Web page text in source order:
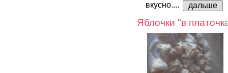
вкусно....
дальше
Яблочки "в